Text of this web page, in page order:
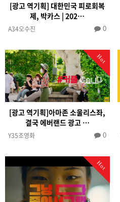
[광고 역기획] 대한민국 피로회복
제, 박카스 | 202…
A34오수진 0
Hot
[광고 역기획]아마존 소울리스좌,
결국 에버랜드 광고 …
Y35조영화 0
Hot